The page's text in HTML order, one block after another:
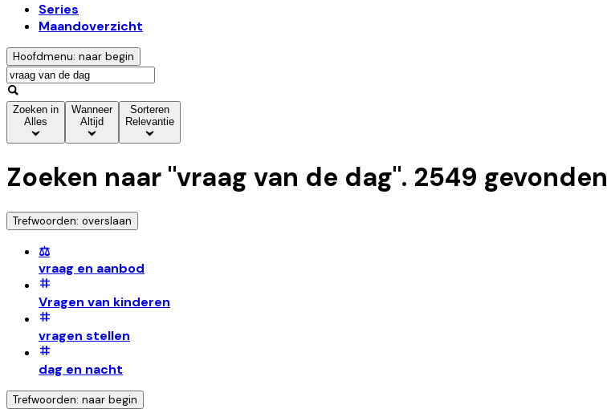
Series
Maandoverzicht
Hoofdmenu: naar begin
Zoeken in
Alles
Wanneer
Altijd
Sorteren
Relevantie
Zoeken naar "vraag van de dag". 2549 gevonden
Trefwoorden: overslaan
⚖️
vraag en aanbod
Vragen van kinderen
vragen stellen
dag en nacht
Trefwoorden: naar begin